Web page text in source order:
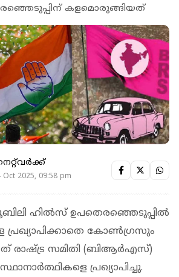
കളമൊരുങ്ങിയത്
2025, 09:58 pm
ഹില്‍സ് ഉപതെരഞ്ഞെടുപ്പില്‍
പ്രഖ്യാപിക്കാതെ കോണ്‍ഗ്രസും
രാഷ്ട്ര സമിതി (ബിആര്‍എസ്)
പ്രഖ്യാപിച്ചു.